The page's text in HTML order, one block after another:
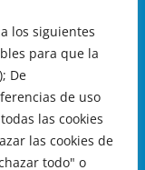
los siguientes
para que la
De
de uso
las cookies
las cookies de
todo" o